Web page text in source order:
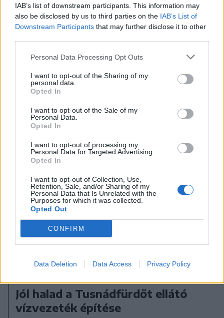
IAB’s list of downstream participants. This information may
also be disclosed by us to third parties on the IAB’s List of
Downstream Participants that may further disclose it to other
Personal Data Processing Opt Outs
I want to opt-out of the Sharing of my
personal data.
Opted In
I want to opt-out of the Sale of my
Personal Data.
Opted In
I want to opt-out of processing my
Personal Data for Targeted Advertising.
Opted In
I want to opt-out of Collection, Use,
Retention, Sale, and/or Sharing of my
Personal Data that Is Unrelated with the
Purposes for which it was collected.
Opted Out
CONFIRM
Data Deletion Data Access Privacy Policy
Jogosítvány nélkül, ittasan hajtott
Jól halad a Tusnádfürdőt ellátó
vízvezeték építése